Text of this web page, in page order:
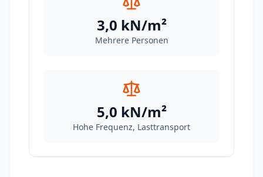
3,0 kN/m²
Mehrere Personen
5,0 kN/m²
Hohe Frequenz, Lasttransport